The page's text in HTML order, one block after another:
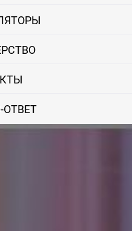
при получении
выставленному счету в любом
ОТВЕТ